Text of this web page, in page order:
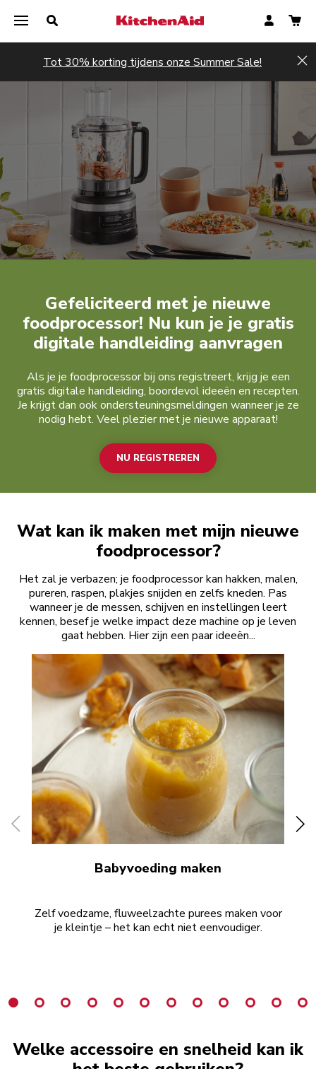
Tot 30% korting tijdens onze Summer Sale!
Nu registreren
Gefeliciteerd met je nieuwe
foodprocessor! Nu kun je je gratis
digitale handleiding aanvragen
Als je je foodprocessor bij ons registreert, krijg je een
gratis digitale handleiding, boordevol ideeën en recepten.
Je krijgt dan ook ondersteuningsmeldingen wanneer je ze
nodig hebt. Veel plezier met je nieuwe apparaat!
NU REGISTREREN
Nu registreren
Wat kan ik maken met mijn nieuwe
foodprocessor?
Het zal je verbazen; je foodprocessor kan hakken, malen,
pureren, raspen, plakjes snijden en zelfs kneden. Pas
wanneer je de messen, schijven en instellingen leert
kennen, besef je welke impact deze machine op je leven
gaat hebben. Hier zijn een paar ideeën...
Babyvoeding maken
Zelf voedzame, fluweelzachte purees maken voor
je kleintje – het kan echt niet eenvoudiger.
Welke accessoire en snelheid kan ik